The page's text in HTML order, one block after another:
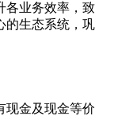
各业务效率，致
的生态系统，巩
现金及现金等价